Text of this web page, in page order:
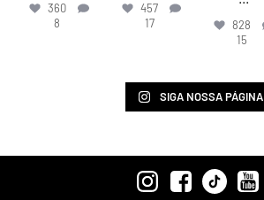
360
8
457
17
828
15
SIGA NOSSA PÁGINA